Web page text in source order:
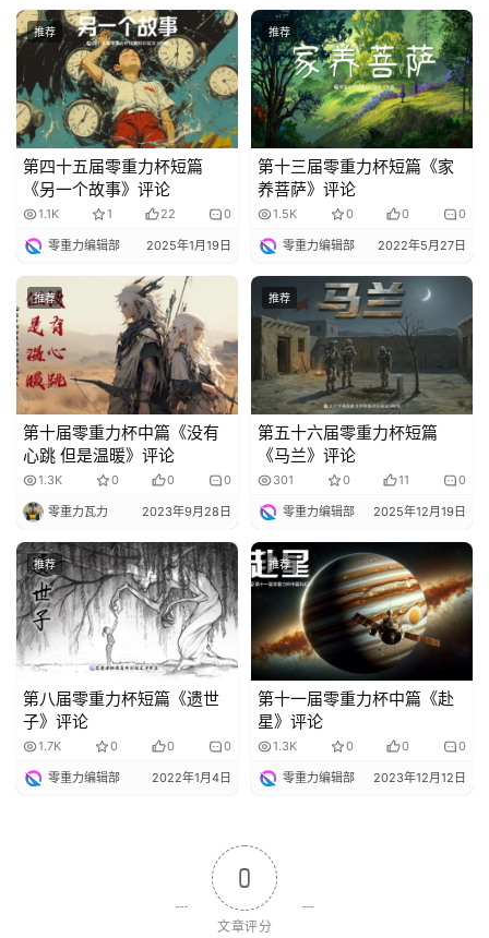
说
库
推荐
第四十五届零重力杯短篇
《另一个故事》评论
1.1K 1 22 0
零重力编辑部 2025年1月19日
推荐
第十三届零重力杯短篇《家
养菩萨》评论
1.5K 0 0 0
零重力编辑部 2022年5月27日
推荐
第十届零重力杯中篇《没有
心跳 但是温暖》评论
1.3K 0 0 0
零重力瓦力 2023年9月28日
推荐
第五十六届零重力杯短篇
《马兰》评论
301 0 11 0
零重力编辑部 2025年12月19日
推荐
第八届零重力杯短篇《遗世
子》评论
1.7K 0 0 0
零重力编辑部 2022年1月4日
推荐
第十一届零重力杯中篇《赴
星》评论
1.3K 0 0 0
零重力编辑部 2023年12月12日
0
文章评分